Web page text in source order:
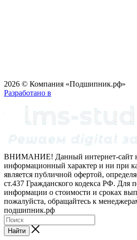
2026 © Компания «Подшипник.рф»
Разработано в
ВНИМАНИЕ! Данный интернет-сайт
информационный характер и ни при
является публичной офертой,
ст.437 Гражданского кодекса РФ. Для
информации о стоимости и сроках
пожалуйста, обращайтесь к
подшипник.рф
Найти